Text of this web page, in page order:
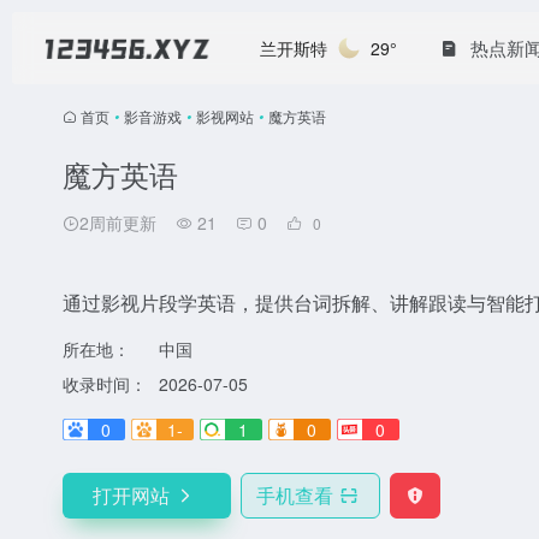
兰开斯特 29° 热点新
首页 • 影音游戏 • 影视网站 • 魔方英语
魔方英语
2周前更新 21 0 0
通过影视片段学英语，提供台词拆解、讲解跟读与智能
所在地：
中国
收录时间：
2026-07-05
0
1- 1 0 0
打开网站 手机查看